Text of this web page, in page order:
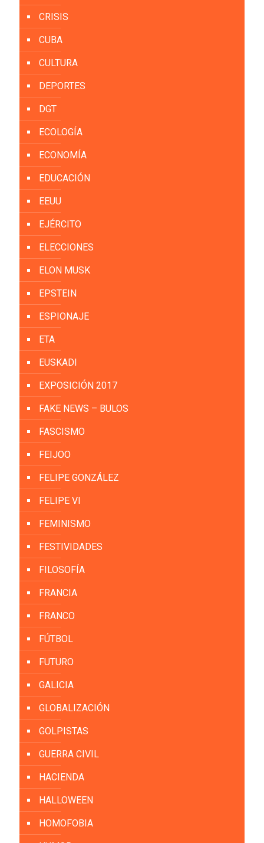
CRISIS
CUBA
CULTURA
DEPORTES
DGT
ECOLOGÍA
ECONOMÍA
EDUCACIÓN
EEUU
EJÉRCITO
ELECCIONES
ELON MUSK
EPSTEIN
ESPIONAJE
ETA
EUSKADI
EXPOSICIÓN 2017
FAKE NEWS – BULOS
FASCISMO
FEIJOO
FELIPE GONZÁLEZ
FELIPE VI
FEMINISMO
FESTIVIDADES
FILOSOFÍA
FRANCIA
FRANCO
FÚTBOL
FUTURO
GALICIA
GLOBALIZACIÓN
GOLPISTAS
GUERRA CIVIL
HACIENDA
HALLOWEEN
HOMOFOBIA